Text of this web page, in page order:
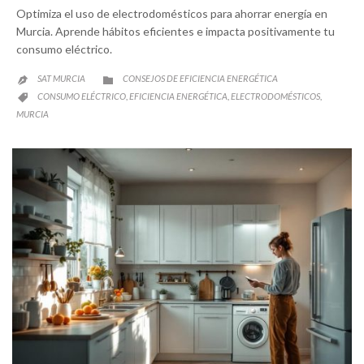
Optimiza el uso de electrodomésticos para ahorrar energía en
Murcia. Aprende hábitos eficientes e impacta positivamente tu
consumo eléctrico.
 SAT MURCIA  CATEGORY
CONSEJOS DE EFICIENCIA ENERGÉTICA

CATEGORY
CONSUMO ELÉCTRICO EFICIENCIA ENERGÉTICA ELECTRODOMÉSTICOS
MURCIA